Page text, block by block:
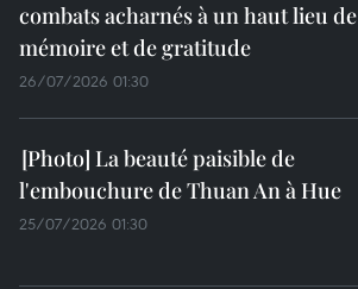
combats acharnés à un haut lieu de
mémoire et de gratitude
26/07/2026 01:30
La beauté paisible de
l'embouchure de Thuan An à Hue
25/07/2026 01:30